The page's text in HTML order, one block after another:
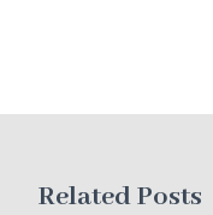
Related Posts